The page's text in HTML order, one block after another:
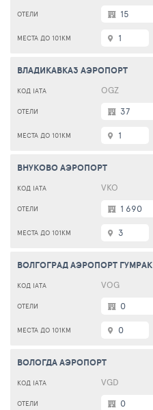
15
1
ВЛАДИКАВКАЗ АЭРОПОРТ
OGZ
37
1
ВНУКОВО АЭРОПОРТ
VKO
1 690
3
ВОЛГОГРАД АЭРОПОРТ ГУМРАК
VOG
0
0
ВОЛОГДА АЭРОПОРТ
VGD
0